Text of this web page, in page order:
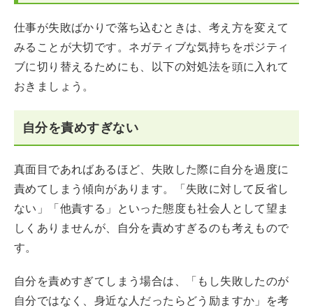
仕事が失敗ばかりで落ち込むときは、考え方を変えて
みることが大切です。ネガティブな気持ちをポジティ
ブに切り替えるためにも、以下の対処法を頭に入れて
おきましょう。
自分を責めすぎない
真面目であればあるほど、失敗した際に自分を過度に
責めてしまう傾向があります。「失敗に対して反省し
ない」「他責する」といった態度も社会人として望ま
しくありませんが、自分を責めすぎるのも考えもので
す。
自分を責めすぎてしまう場合は、「もし失敗したのが
自分ではなく、身近な人だったらどう励ますか」を考